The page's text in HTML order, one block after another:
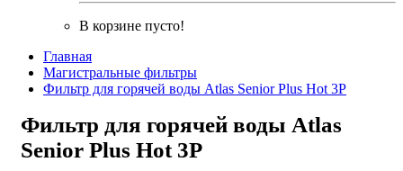
В корзине пусто!
Главная
Магистральные фильтры
Фильтр для горячей воды Atlas Senior Plus Hot 3P
Фильтр для горячей воды Atlas
Senior Plus Hot 3P